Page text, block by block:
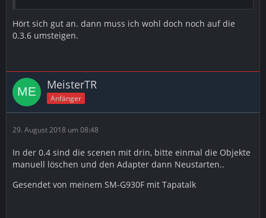
Hört sich gut an. dann muss ich wohl doch noch auf die
0.3.6 umsteigen.
MeisterTR
Anfänger
29. August 2018 um 08:48
In der 0.4 sind die scenen mit drin, bitte einmal die Objekte
manuell löschen und den Adapter dann Neustarten..
Gesendet von meinem SM-G930F mit Tapatalk